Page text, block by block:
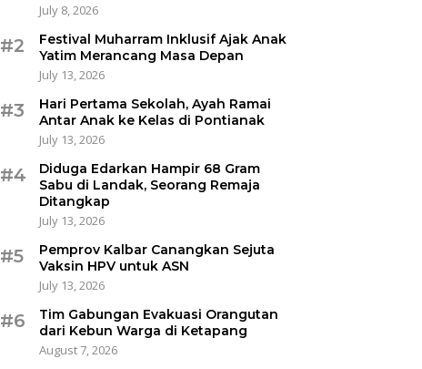
July 8, 2026
#2
Festival Muharram Inklusif Ajak Anak
Yatim Merancang Masa Depan
July 13, 2026
#3
Hari Pertama Sekolah, Ayah Ramai
Antar Anak ke Kelas di Pontianak
July 13, 2026
#4
Diduga Edarkan Hampir 68 Gram
Sabu di Landak, Seorang Remaja
Ditangkap
July 13, 2026
#5
Pemprov Kalbar Canangkan Sejuta
Vaksin HPV untuk ASN
July 13, 2026
#6
Tim Gabungan Evakuasi Orangutan
dari Kebun Warga di Ketapang
August 7, 2026